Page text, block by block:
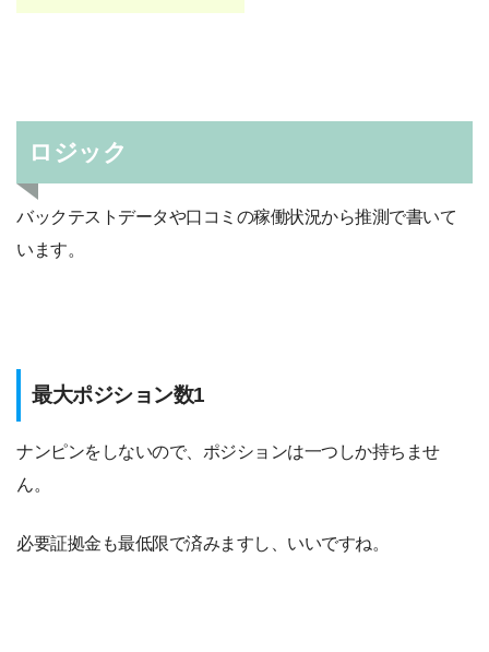
ロジック
バックテストデータや口コミの稼働状況から推測で書いて
います。
最大ポジション数1
ナンピンをしないので、ポジションは一つしか持ちませ
ん。
必要証拠金も最低限で済みますし、いいですね。